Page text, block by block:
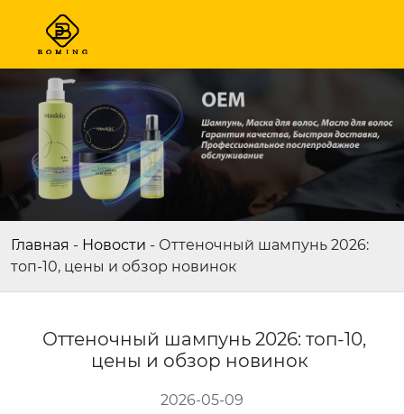
Главная - Новости - Оттеночный шампунь 2026:
топ-10, цены и обзор новинок
Оттеночный шампунь 2026: топ-10,
цены и обзор новинок
2026-05-09